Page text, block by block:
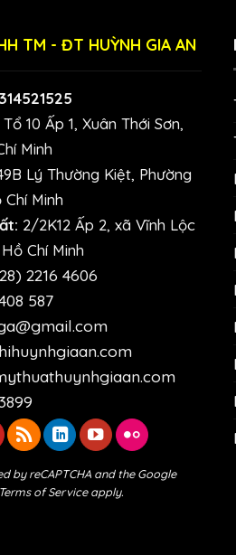
TM - ĐT HUỲNH GIA AN
10 Ấp 1, Xuân Thới Sơn,
Minh
Lý Thường Kiệt, Phường
Chí Minh
2/2K12 Ấp 2, xã Vĩnh Lộc
Chí Minh
2216 4606
587
by reCAPTCHA and the Google
of Serviceapply.